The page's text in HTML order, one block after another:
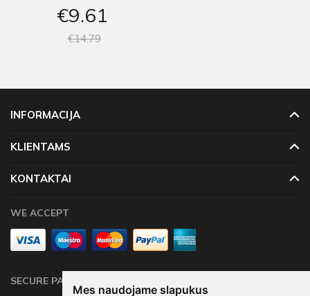
Mes naudojame slapukus
€9 61
€1479
INFORMACIJA
KLIENTAMS
KONTAKTAI
WE ACCEPT
SECURE PAYMENTS